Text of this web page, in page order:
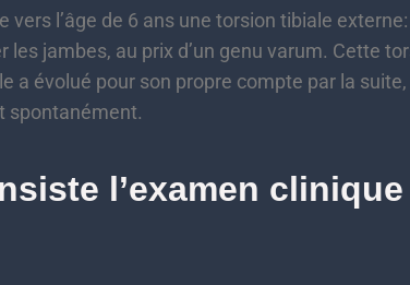
l’âge de 6 ans une torsion tibiale externe:
les jambes, au prix d’un genu varum. Cette
a évolué pour son propre compte par la
spontanément.
l’examen clinique